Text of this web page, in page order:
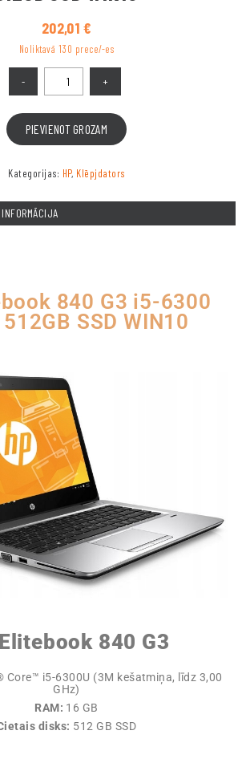
202,01 €
Noliktavā 130 prece/-es
PIEVIENOT GROZAM
Kategorijas: HP, Klēpjdators
840 G3 i5-6300
SSD WIN10
840 G3
Core™ i5-6300U (3M kešatmiņa, līdz 3,00
GHz)
RAM: 16 GB
disks: 512 GB SSD